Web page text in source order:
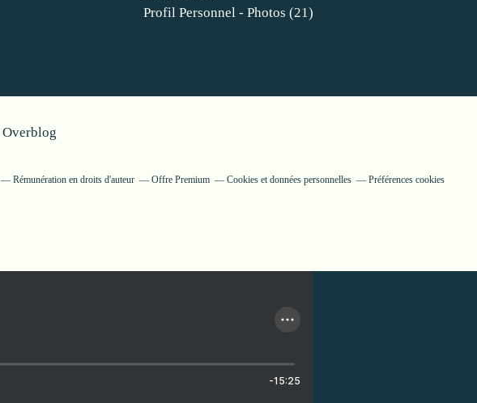
Profil Personnel - Photos (21)
Overblog
Rémunération en droits d'auteur Offre Premium Cookies et données personnelles Préférences cookies
-15:25